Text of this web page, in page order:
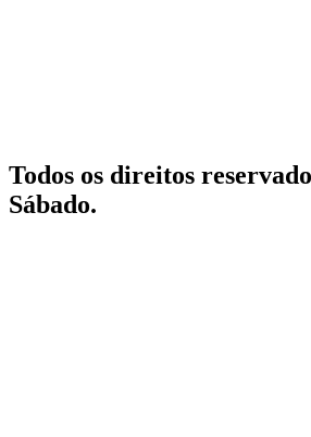
Todos os direitos
Sábado.